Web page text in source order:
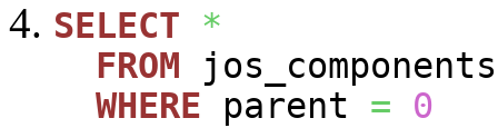
SELECT
*
FROM jos_components
WHERE parent =
0